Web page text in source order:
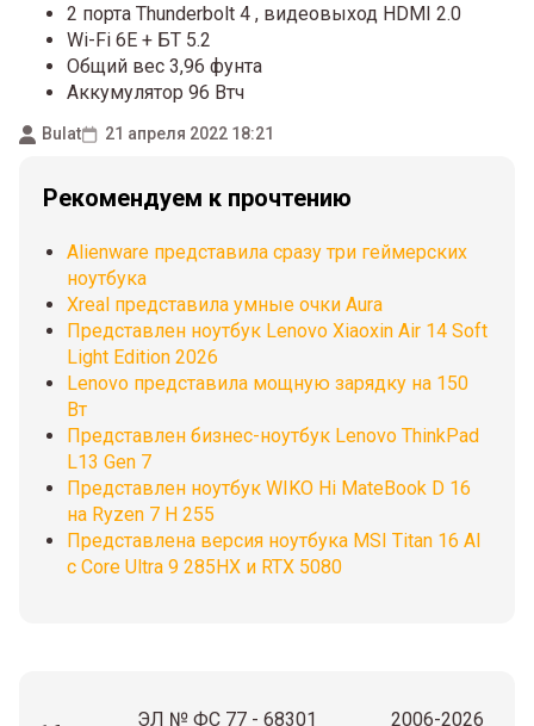
2 порта Thunderbolt 4 , видеовыход HDMI 2.0
Wi-Fi 6Е + БТ 5.2
Общий вес 3,96 фунта
Аккумулятор 96 Втч
Bulat 21 апреля 2022 18:21
Рекомендуем к прочтению
Alienware представила сразу три геймерских
ноутбука
Xreal представила умные очки Aura
Представлен ноутбук Lenovo Xiaoxin Air 14 Soft
Light Edition 2026
Lenovo представила мощную зарядку на 150
Вт
Представлен бизнес-ноутбук Lenovo ThinkPad
L13 Gen 7
Представлен ноутбук WIKO Hi MateBook D 16
на Ryzen 7 H 255
Представлена версия ноутбука MSI Titan 16 AI
с Core Ultra 9 285HX и RTX 5080
ЭЛ № ФС 77 - 68301 2006-2026